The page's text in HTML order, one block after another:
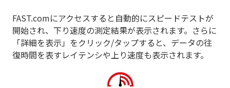
FAST.comにアクセスすると自動的にスピードテストが
開始され、下り速度の測定結果が表示されます。さらに
「詳細を表示」をクリック/タップすると、データの往
復時間を表すレイテンシや上り速度も表示されます。